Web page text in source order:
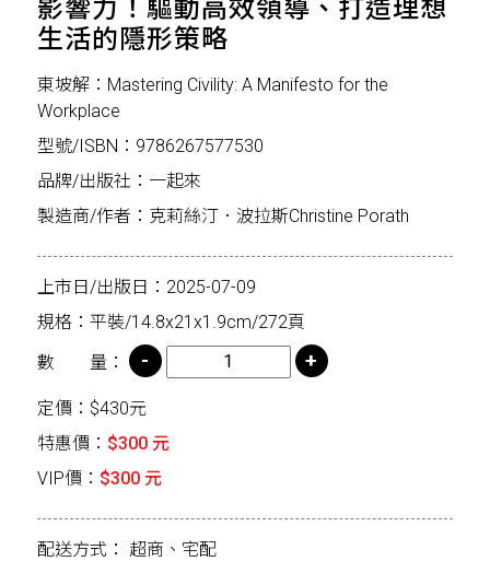
影響力！驅動高效領導、打造理想
生活的隱形策略
東坡解：Mastering Civility: A Manifesto for the
Workplace
型號/ISBN：9786267577530
品牌/出版社：一起來
製造商/作者：克莉絲汀．波拉斯Christine Porath
上市日/出版日：2025-07-09
規格：平裝/14.8x21x1.9cm/272頁
數 量：
定價：$430元
特惠價： $300 元
VIP價： $300 元
配送方式： 超商、宅配